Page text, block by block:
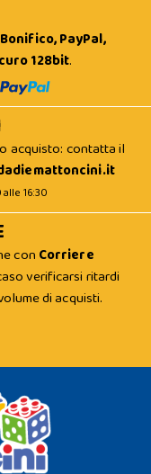
Bonifico, PayPal,
128bit.
acquisto: contatta il
16:30
con Corriere
verificarsi ritardi
di acquisti.